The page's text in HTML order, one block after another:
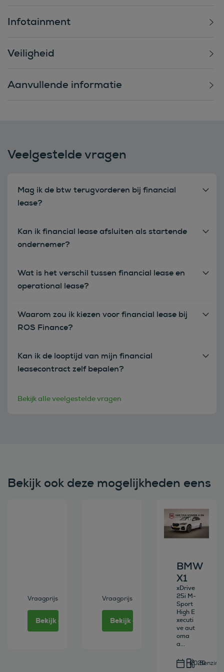
Infotainment
Veiligheid
Aanvullende informatie
Veelgestelde vragen
Mag ik de btw terugvorderen bij financial
lease?
Kan ik financial lease afsluiten als startende
ondernemer?
Wat is het verschil tussen financial lease en
operational lease?
Waarom zou ik kiezen voor financial lease bij
ROS Finance?
Kan ik de looptijd van mijn financial
leasecontract zelf bepalen?
Bekijk alle veelgestelde vragen
Bekijk ook deze mogelijkheden eens
Vraagprijs
Bekijk deze auto
Vraagprijs
Bekijk deze auto
Bekijk deze
BMW
X1
xDrive
25i M-
Sport
High E
xecuti
ve aut
oma
a...
2020Benzine